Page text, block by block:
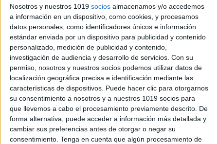
Nosotros y nuestros 1019 socios almacenamos y/o accedemos
a información en un dispositivo, como cookies, y procesamos
datos personales, como identificadores únicos e información
estándar enviada por un dispositivo para publicidad y contenido
personalizado, medición de publicidad y contenido,
investigación de audiencia y desarrollo de servicios. Con su
permiso, nosotros y nuestros socios podemos utilizar datos de
localización geográfica precisa e identificación mediante las
características de dispositivos. Puede hacer clic para otorgarnos
su consentimiento a nosotros y a nuestros 1019 socios para
que llevemos a cabo el procesamiento previamente descrito. De
forma alternativa, puede acceder a información más detallada y
cambiar sus preferencias antes de otorgar o negar su
consentimiento. Tenga en cuenta que algún procesamiento de
apestosos que nos resultan molestos.
En nuestra boca se encuentra el sentido del gusto,
que nos permite distinguir si un sabor es dulce,
ácido, amargo, picante… y también si el alimento nos
gusta o no.
Por último, el sentido del tacto sirve para saber cómo
son los objetos que tocamos y percibir algunas de
sus cualidades, como por ejemplo, si son suaves,
rugosos, duros o blandos.